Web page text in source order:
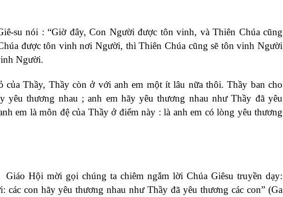
su nói : “Giờ đây, Con Người được tôn vinh, và Thiên Chúa cũng
được tôn vinh nơi Người, thì Thiên Chúa cũng sẽ tôn vinh Người
Người.
của Thầy, Thầy còn ở với anh em một ít lâu nữa thôi. Thầy ban cho
yêu thương nhau ; anh em hãy yêu thương nhau như Thầy đã yêu
em là môn đệ của Thầy ở điểm này : là anh em có lòng yêu thương
Hội mời gọi chúng ta chiêm ngắm lời Chúa Giêsu truyền dạy:
các con hãy yêu thương nhau như Thầy đã yêu thương các con” (Ga